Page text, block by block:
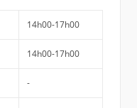
14h00-17h00
14h00-17h00
-